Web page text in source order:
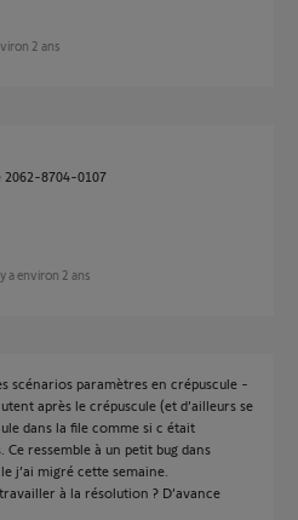
2 ans
2062-8704-0107
y a environ 2 ans
scénarios paramètres en crépuscule -
après le crépuscule (et d’ailleurs se
dans la file comme si c était
ressemble à un petit bug dans
j’ai migré cette semaine.
à la résolution ? D’avance